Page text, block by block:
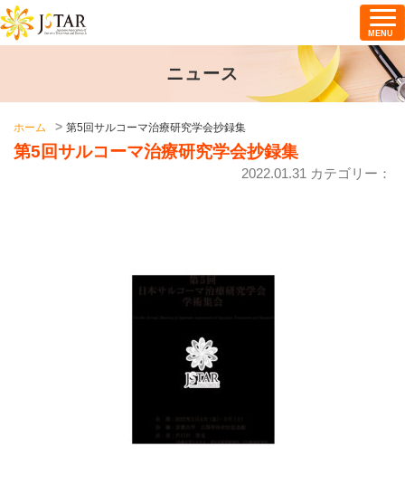
MENU
ニュース
ホーム 第5回サルコーマ治療研究学会抄録集
第5回サルコーマ治療研究学会抄録集
2022.01.31 カテゴリー：